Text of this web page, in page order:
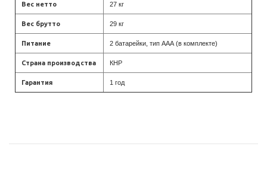
Вес нетто 27 кг
Вес брутто 29 кг
Питание 2 батарейки, тип ААА (в комплекте)
Страна производства КНР
Гарантия 1 год